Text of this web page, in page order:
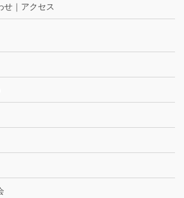
せ｜アクセス